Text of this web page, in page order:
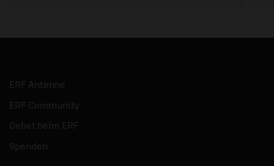
ERF Antenne
ERF Community
Gebet beim ERF
Spenden